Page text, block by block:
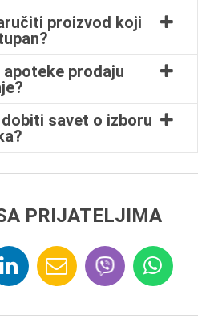
proizvod koji
prodaju
savet o izboru
PRIJATELJIMA